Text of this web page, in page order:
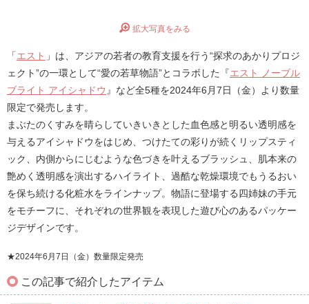
拡大写真をみる
「エスト 」は、アジアの若者の教育支援を行う“探求のあかりプロジ
ェクト”の一環として“愛の若草物語”とコラボした『エスト ノーブル
ブライト アイシャドウ 』など全5種を2024年6月7日（金）より数量
限定で発売します。
まぶたのくすみを晴らしていきいきとした血色感と明るい透明感を
与えるアイシャドウをはじめ、つけたての彩りが続くリップスティ
ック、内側からにじむような色づきを叶えるブラッシュ、肌本来の
艶めく透明感を演出するハイライト、過酷な乾燥環境でもうるおい
を保ち続ける化粧水をラインナップ。物語に登場する四姉妹の手元
をモチーフに、それぞれの世界観を表現した遊び心のあるパッケー
ジデザインです。
★2024年6月7日（金）数量限定発売
この記事で紹介したアイテム